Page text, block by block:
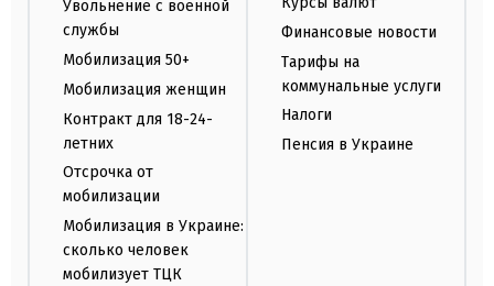
Увольнение с военной
службы
Мобилизация 50+
Мобилизация женщин
Контракт для 18-24-
летних
Отсрочка от
мобилизации
Мобилизация в Украине:
сколько человек
мобилизует ТЦК
Финансовые новости
Тарифы на
коммунальные услуги
Налоги
Пенсия в Украине